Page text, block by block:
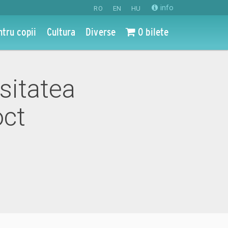
RO EN HU info
copii Cultura Diverse 0 bilete